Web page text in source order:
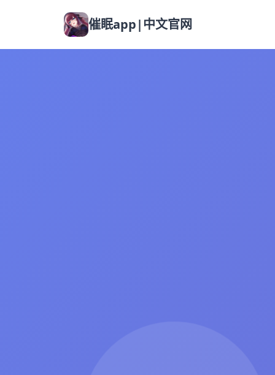
催眠app|中文官网